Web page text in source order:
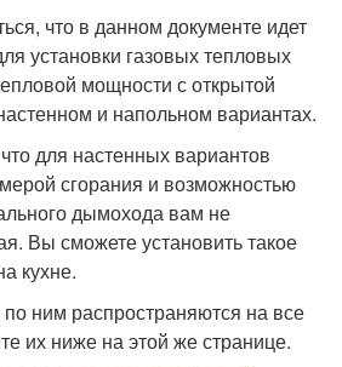
что в данном документе идет
установки газовых тепловых
мощности с открытой
и напольном вариантах.
для настенных вариантов
сгорания и возможностью
дымохода вам не
Вы сможете установить такое
кухне.
ним распространяются на все
их ниже на этой же странице.